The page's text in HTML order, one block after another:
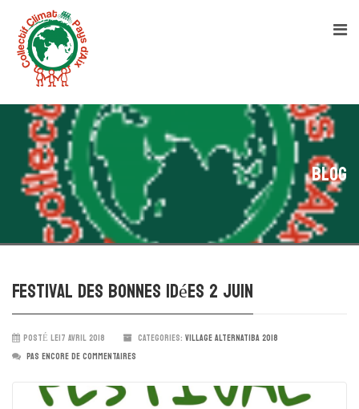
Blog
Festival des bonnes idées 2 juin
POSTÉ LE17 AVRIL 2018 CATEGORIES: VILLAGE ALTERNATIBA 2018
PAS ENCORE DE COMMENTAIRES